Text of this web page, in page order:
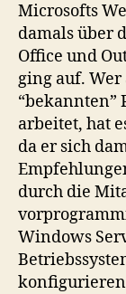
Microsofts
damals über
Office und
ging auf.
“bekannten”
arbeitet, hat
da er sich
durch die
Windows